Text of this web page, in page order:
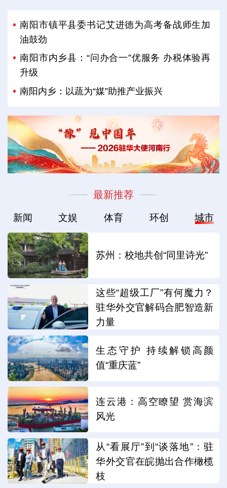
南阳市镇平县委书记艾进德为高考备战师生加
油鼓劲
南阳市内乡县：“问办合一”优服务 办税体验再
升级
南阳内乡：以蔬为“媒”助推产业振兴
最新推荐
新闻 文娱 体育 环创 城市
苏州：校地共创“同里诗光”
这些“超级工厂”有何魔力？
驻华外交官解码合肥智造新
力量
生态守护 持续解锁高颜
值“重庆蓝”
连云港：高空瞭望 赏海滨
风光
从“看展厅”到“谈落地”：驻
华外交官在皖抛出合作橄榄
枝